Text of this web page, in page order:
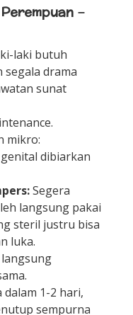
–
laki butuh
segala drama
sunat
mikro:
dibiarkan
Segera
langsung pakai
steril justru bisa
luka.
dalam 1-2 hari,
sempurna